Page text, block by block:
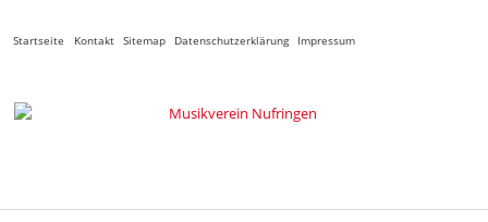
Navigation
Startseite Kontakt Sitemap Datenschutzerklärung Impressum